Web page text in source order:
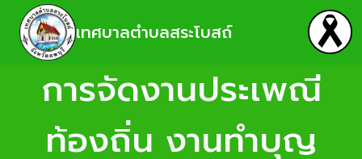
เทศบาลตำบลสระโบสถ์
การจัดงานประเพณี
ท้องถิ่น งานทำบุญ